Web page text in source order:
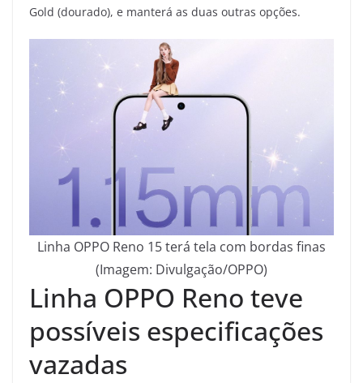
Gold (dourado), e manterá as duas outras opções.
Linha OPPO Reno 15 terá tela com bordas finas
(Imagem: Divulgação/OPPO)
Linha OPPO Reno teve
possíveis especificações
vazadas